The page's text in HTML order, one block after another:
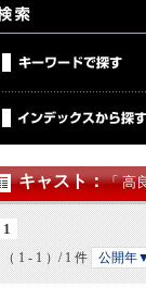
キャスト：「 高
1
（ 1 - 1 ）/ 1 件 公開年